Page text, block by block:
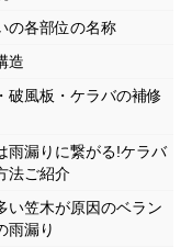
の各部位の名称
造
破風板・ケラバの補修
雨漏りに繋がる!ケラバ
法ご紹介
い笠木が原因のベラン
雨漏り